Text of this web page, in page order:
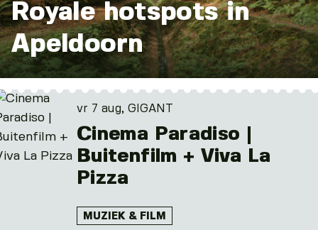
Royale hotspots in
Apeldoorn
vr 7 aug, GIGANT
Cinema Paradiso |
Buitenfilm + Viva La
Pizza
MUZIEK & FILM